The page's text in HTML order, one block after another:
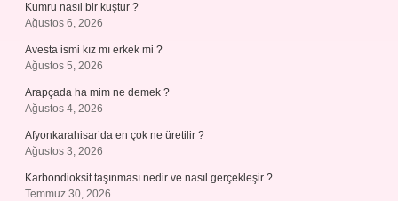
Kumru nasıl bir kuştur ?
Ağustos 6, 2026
Avesta ismi kız mı erkek mi ?
Ağustos 5, 2026
Arapçada ha mim ne demek ?
Ağustos 4, 2026
Afyonkarahisar’da en çok ne üretilir ?
Ağustos 3, 2026
Karbondioksit taşınması nedir ve nasıl gerçekleşir ?
Temmuz 30, 2026